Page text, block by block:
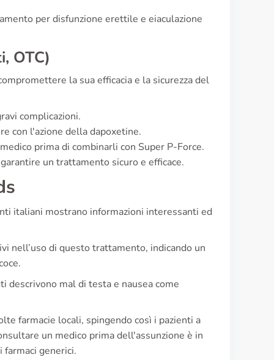
per disfunzione erettile e eiaculazione
OTC)
la sua efficacia e la sicurezza del
complicazioni.
con l'azione della dapoxetine.
prima di combinarli con Super P-Force.
un trattamento sicuro e efficace.
italiani mostrano informazioni interessanti ed
nell’uso di questo trattamento, indicando un
descrivono mal di testa e nausea come
farmacie locali, spingendo così i pazienti a
un medico prima dell'assunzione è in
generici.